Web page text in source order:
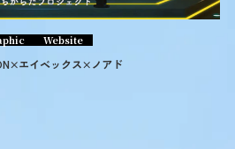
Website
エイベックス×ノアド